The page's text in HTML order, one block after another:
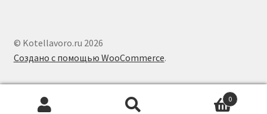
© Kotellavoro.ru 2026
Создано с помощью WooCommerce.
0